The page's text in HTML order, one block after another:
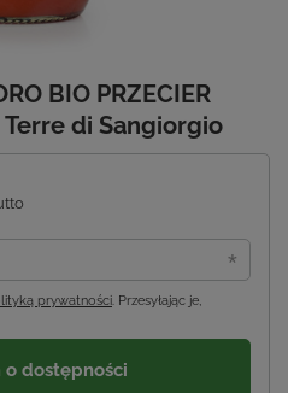
BIO PRZECIER
Terre di Sangiorgio
prywatności. Przesyłając je,
o dostępności